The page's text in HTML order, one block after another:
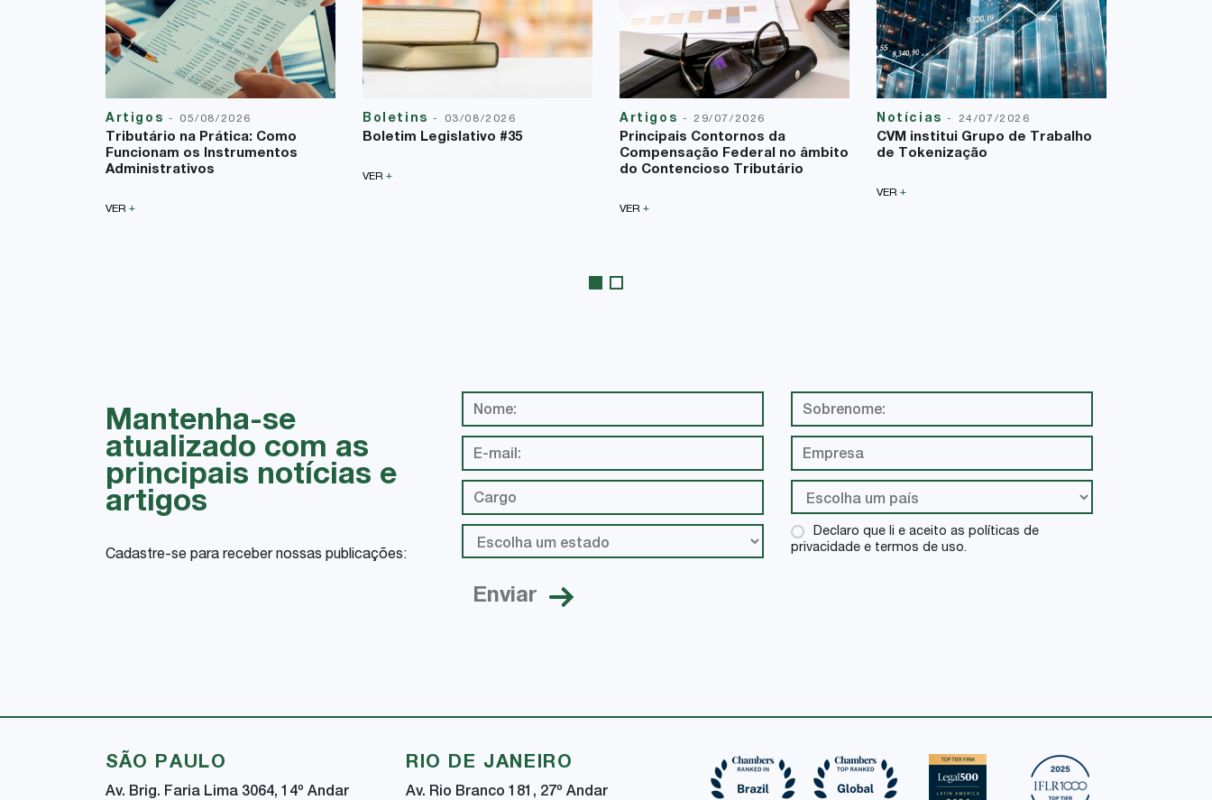
Artigos - 05/08/2026
Tributário na Prática: Como
Funcionam os Instrumentos
Administrativos
VER +
Boletins- 03/08/2026
Boletim Legislativo #35
VER +
Artigos - 29/07/2026
Principais Contornos da
Compensação Federal no âmbito
do Contencioso Tributário
VER +
Notícias- 24/07/2026
CVM institui Grupo de Trabalho
de Tokenização
VER +
Mantenha-se
atualizado com as
principais notícias e
artigos
Cadastre-se para receber nossas publicações:
Declaro que li e aceito as políticas de
privacidade e termos de uso.
SÃO PAULO
Av. Brig. Faria Lima 3064, 14º Andar
RIO DE JANEIRO
Av. Rio Branco 181, 27º Andar